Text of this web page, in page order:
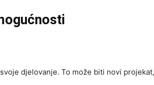
djelovanje. To može biti novi projekat,